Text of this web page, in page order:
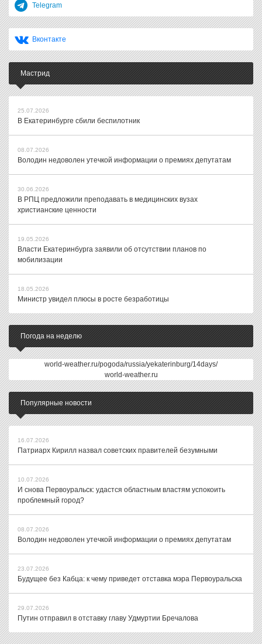
Telegram
Вконтакте
Мастрид
25.07.2026
В Екатеринбурге сбили беспилотник
08.07.2026
Володин недоволен утечкой информации о премиях депутатам
30.06.2026
В РПЦ предложили преподавать в медицинских вузах
христианские ценности
19.05.2026
Власти Екатеринбурга заявили об отсутствии планов по
мобилизации
18.05.2026
Министр увидел плюсы в росте безработицы
Погода на неделю
world-weather.ru/pogoda/russia/yekaterinburg/14days/
world-weather.ru
Популярные новости
16.07.2026
Патриарх Кирилл назвал советских правителей безумными
10.07.2026
И снова Первоуральск: удастся областным властям успокоить
проблемный город?
08.07.2026
Володин недоволен утечкой информации о премиях депутатам
23.07.2026
Будущее без Кабца: к чему приведет отставка мэра Первоуральска
29.07.2026
Путин отправил в отставку главу Удмуртии Бречалова